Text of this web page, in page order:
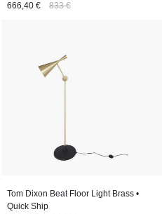
666,40 €
833 €
Tom Dixon Beat Floor Light Brass •
Quick Ship